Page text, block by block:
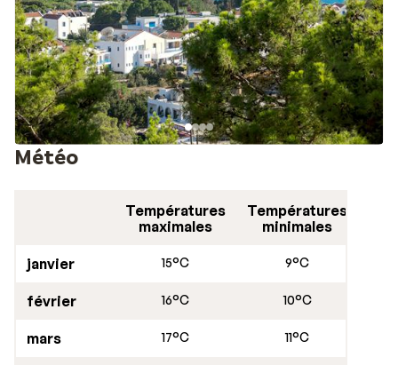
Météo
Températures
maximales
Températures
minimales
janvier 15°C 9°C
février 16°C 10°C
mars 17°C 11°C